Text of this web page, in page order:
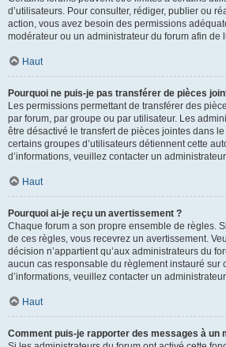
d’utilisateurs. Pour consulter, rédiger, publier ou
action, vous avez besoin des permissions
modérateur ou un administrateur du forum afin de
Haut
Pourquoi ne puis-je pas transférer de pièces
Les permissions permettant de transférer des
par forum, par groupe ou par utilisateur. Les
être désactivé le transfert de pièces jointes dans
certains groupes d’utilisateurs détiennent cette
d’informations, veuillez contacter un
Haut
Pourquoi ai-je reçu un avertissement ?
Chaque forum a son propre ensemble de règles.
de ces règles, vous recevrez un avertissement.
décision n’appartient qu’aux administrateurs du
aucun cas responsable du règlement instauré sur
d’informations, veuillez contacter un
Haut
Comment puis-je rapporter des messages à un